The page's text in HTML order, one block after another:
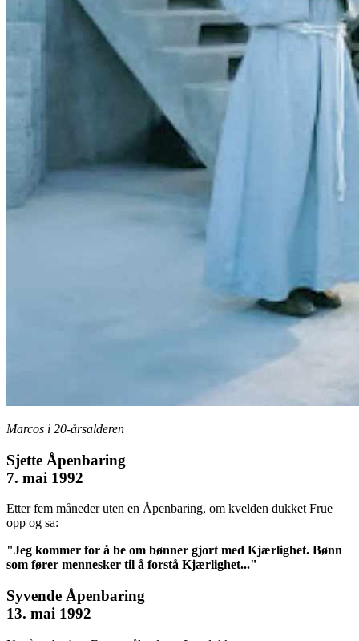
Marcos i 20-årsalderen
Sjette Åpenbaring
7. mai 1992
Etter fem måneder uten en Åpenbaring, om kvelden dukket Frue
opp og sa:
"Jeg kommer for å be om bønner gjort med Kjærlighet. Bønn
som fører mennesker til å forstå Kjærlighet..."
Syvende Åpenbaring
13. mai 1992